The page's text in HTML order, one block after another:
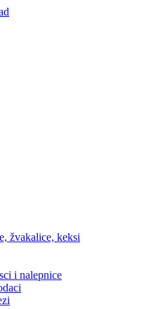
žvakalice, keksi
i nalepnice